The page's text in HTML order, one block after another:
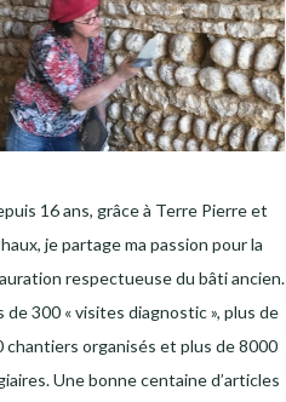
16 ans, grâce à Terre Pierre et
je partage ma passion pour la
respectueuse du bâti ancien.
de 300 « visites diagnostic », plus de
chantiers organisés et plus de 8000
Une bonne centaine d’articles